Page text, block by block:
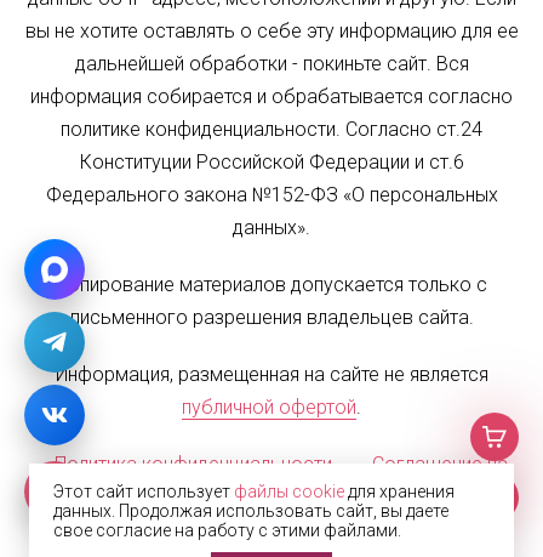
вы не хотите оставлять о себе эту информацию для ее
дальнейшей обработки - покиньте сайт. Вся
информация собирается и обрабатывается согласно
политике конфиденциальности. Согласно ст.24
Конституции Российской Федерации и ст.6
Федерального закона №152-ФЗ «О персональных
данных».
Копирование материалов допускается только с
письменного разрешения владельцев сайта.
Информация, размещенная на сайте не является
публичной офертой.
Политика конфиденциальности
Соглашение на
обработку персональных данных
Карта сайта
Этот сайт использует файлы cookie для хранения
данных. Продолжая использовать сайт, вы даете
свое согласие на работу с этими файлами.